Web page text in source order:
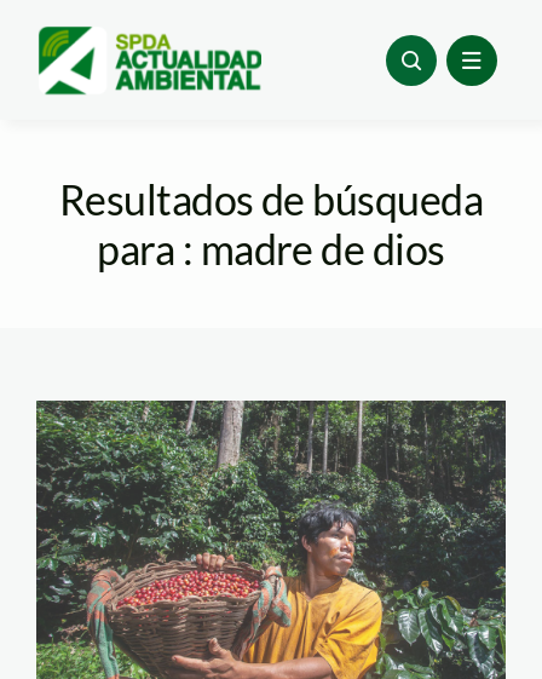
content
Resultados de búsqueda
para : madre de dios
pueblos-indigenas—
minam